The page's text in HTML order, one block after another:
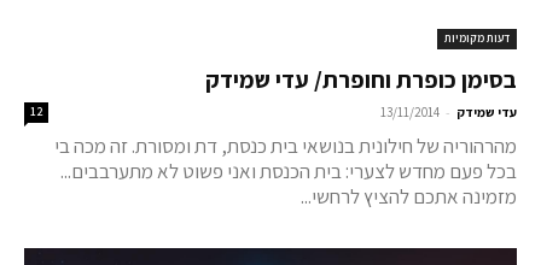
דעות מקומיות
בסימן כופרת וחופרת/ עדי שמידק
עדי שמידק -
13/11/2014
12
מהרהוריה של חילונית בנושאי בית כנסת, דת ומסורת. זה מכה בי
בכל פעם מחדש לצערי: בית הכנסת ואני פשוט לא מתערבבים...
מזמינה אתכם להציץ לרחשי...